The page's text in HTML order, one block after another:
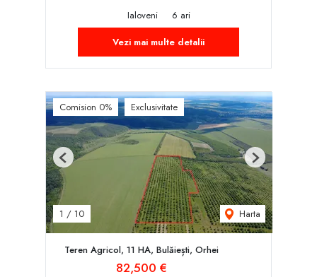
Ialoveni
6 ari
Vezi mai multe detalii
Comision 0% Exclusivitate
1 / 10 Harta
Previous Next
Teren Agricol, 11 HA, Bulăiești, Orhei
82,500 €